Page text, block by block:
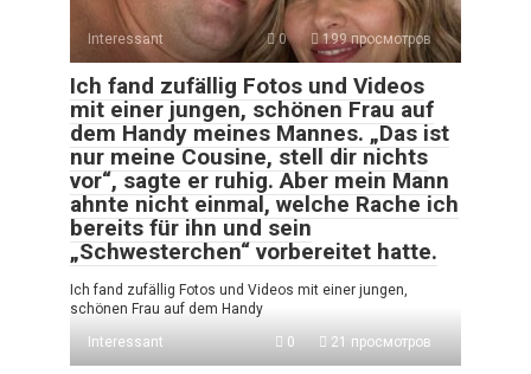
Interessant 0 199 просмотров
Ich fand zufällig Fotos und Videos
mit einer jungen, schönen Frau auf
dem Handy meines Mannes. „Das ist
nur meine Cousine, stell dir nichts
vor“, sagte er ruhig. Aber mein Mann
ahnte nicht einmal, welche Rache ich
bereits für ihn und sein
„Schwesterchen“ vorbereitet hatte.
Ich fand zufällig Fotos und Videos mit einer jungen,
schönen Frau auf dem Handy
Interessant
0 21 просмотров